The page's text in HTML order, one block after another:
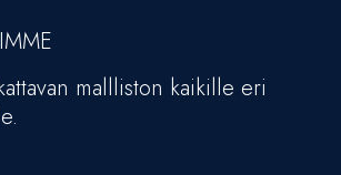
mallliston kaikille eri